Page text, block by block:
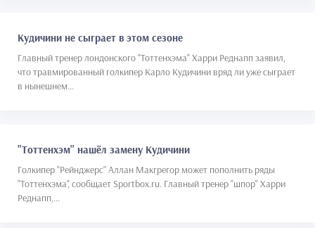
Кудичини не сыграет в этом сезоне
Главный тренер лондонского "Тоттенхэма" Харри Реднапп заявил,
что травмированный голкипер Карло Кудичини вряд ли уже сыграет
в нынешнем...
"Тоттенхэм" нашёл замену Кудичини
Голкипер "Рейнджерс" Аллан Макгрегор может пополнить ряды
"Тоттенхэма", сообщает Sportbox.ru. Главный тренер "шпор" Харри
Реднапп,...